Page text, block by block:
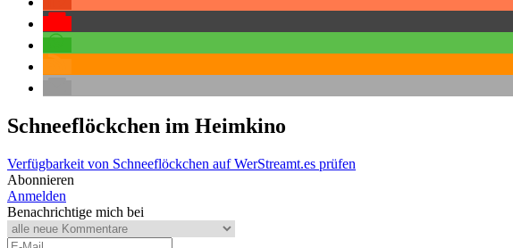
Schneeflöckchen im Heimkino
Verfügbarkeit von Schneeflöckchen auf WerStreamt.es prüfen
Abonnieren
Anmelden
Benachrichtige mich bei